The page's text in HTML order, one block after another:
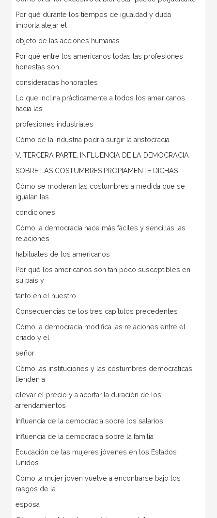
Por qué durante los tiempos de igualdad y duda
importa alejar el
objeto de las acciones humanas
Por qué entre los americanos todas las profesiones
honestas son
consideradas honorables
Lo que inclina prácticamente a todos los americanos
hacia las
profesiones industriales
Cómo de la industria podría surgir la aristocracia
V. TERCERA PARTE: INFLUENCIA DE LA DEMOCRACIA
SOBRE LAS COSTUMBRES PROPIAMENTE DICHAS
Cómo se moderan las costumbres a medida que se
igualan las
condiciones
Cómo la democracia hace más fáciles y sencillas las
relaciones
habituales de los americanos
Por qué los americanos son tan poco susceptibles en
su país y
tanto en el nuestro
Consecuencias de los tres capítulos precedentes
Cómo la democracia modifica las relaciones entre el
criado y el
señor
Cómo las instituciones y las costumbres democráticas
tienden a
elevar el precio y a acortar la duración de los
arrendamientos
Influencia de la democracia sobre los salarios
Influencia de la democracia sobre la familia
Educación de las mujeres jóvenes en los Estados
Unidos
Cómo la mujer joven vuelve a encontrarse bajo los
rasgos de la
esposa